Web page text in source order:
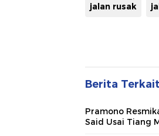
jalan rusak
Berita Terkait
Pramono
Said Usai Tiang